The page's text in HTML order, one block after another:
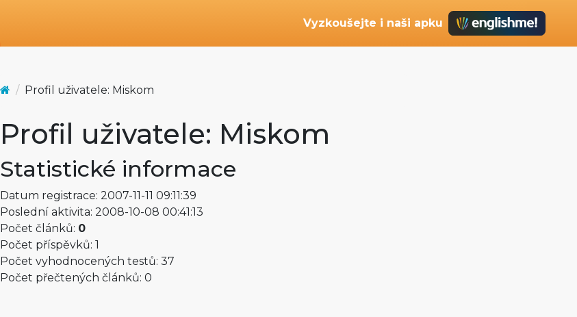
Vyzkoušejte i naši apku
Profil uživatele: Miskom
Profil uživatele: Miskom
Statistické informace
Datum registrace: 2007-11-11 09:11:39
Poslední aktivita: 2008-10-08 00:41:13
Počet článků: 0
Počet příspěvků: 1
Počet vyhodnocených testů: 37
Počet přečtených článků: 0